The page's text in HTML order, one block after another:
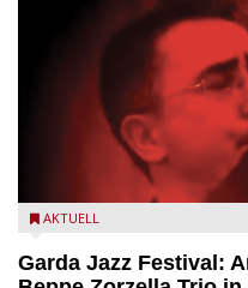
Beppe Zorzella Trio zu Gast
AKTUELL
Garda Jazz Festival: